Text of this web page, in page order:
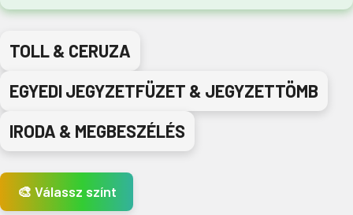
TOLL & CERUZA
EGYEDI JEGYZETFÜZET & JEGYZETTÖMB
IRODA & MEGBESZÉLÉS
🎨 Válassz színt